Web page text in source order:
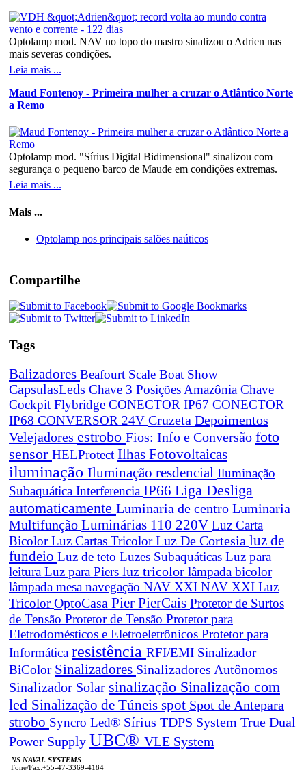
Optolamp mod. NAV no topo do mastro sinalizou o Adrien nas
mais severas condições.
Leia mais ...
Maud Fontenoy - Primeira mulher a cruzar o Atlântico Norte
a Remo
Optolamp mod. "Sírius Digital Bidimensional" sinalizou com
segurança o pequeno barco de Maude em condições extremas.
Leia mais ...
Mais ...
Optolamp nos principais salões naúticos
Compartilhe
Tags
Balizadores Beafourt Scale Boat Show
CapsulasLeds Chave 3 Posições Amazônia Chave
Cockpit Flybridge CONECTOR IP67 CONECTOR
IP68 CONVERSOR 24V Cruzeta Depoimentos
Velejadores estrobo Fios: Info e Conversão foto
sensor HELProtect Ilhas Fotovoltaicas
iluminação Iluminação resdencial Iluminação
Subaquática Interferencia IP66 Liga Desliga
automaticamente Luminaria de centro Luminaria
Multifunção Luminárias 110 220V Luz Carta
BicolorLuz Cartas TricolorLuz De Cortesia luz de
fundeio Luz de teto Luzes Subaquáticas Luz para
leitura Luz para Piers luz tricolor lâmpada bicolor
lâmpada mesa navegação NAV XXI NAV XXI Luz
TricolorOptoCasa Pier PierCais Protetor de Surtos
de Tensão Protetor de Tensão Protetor para
Eletrodomésticos e Eletroeletrônicos Protetor para
Informática resistência RFI/EMI Sinalizador
BiColor Sinalizadores Sinalizadores Autônomos
Sinalizador Solar sinalização Sinalização com
led Sinalização de Túneis spot Spot de Antepara
strobo Syncro Led® Sírius TDPS System True Dual
Power Supply UBC® VLE System
NS NAVAL SYSTEMS
Fone/Fax:+55-47-3369-4184